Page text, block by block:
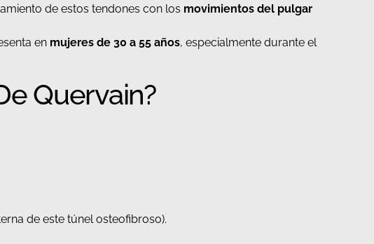
de estos tendones con los movimientos del pulgar
en mujeres de 30 a 55 años, especialmente durante el
Quervain?
de este túnel osteofibroso).